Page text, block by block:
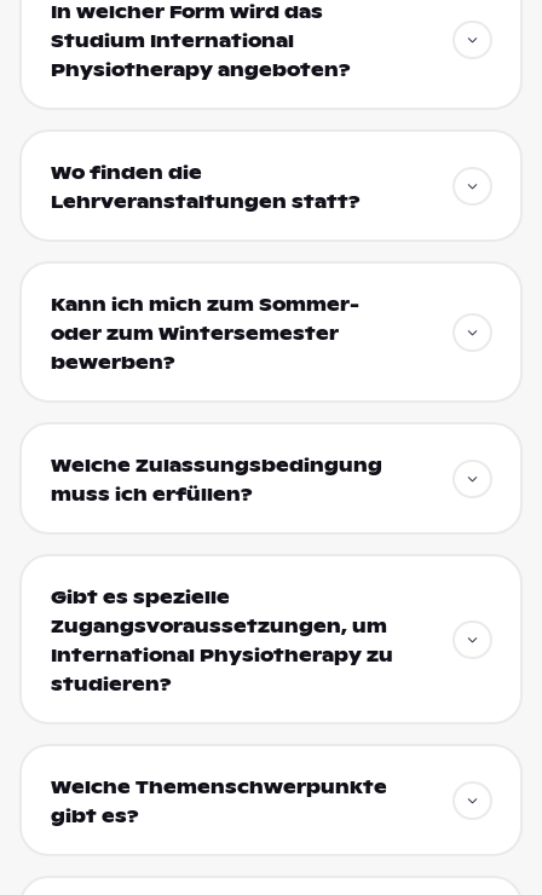
In welcher Form wird das
Studium International
Physiotherapy angeboten?
Wo finden die
Lehrveranstaltungen statt?
Kann ich mich zum Sommer-
oder zum Wintersemester
bewerben?
Welche Zulassungsbedingung
muss ich erfüllen?
Gibt es spezielle
Zugangsvoraussetzungen, um
International Physiotherapy zu
studieren?
Welche Themenschwerpunkte
gibt es?